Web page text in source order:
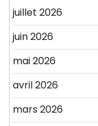
juillet 2026
juin 2026
mai 2026
avril 2026
mars 2026